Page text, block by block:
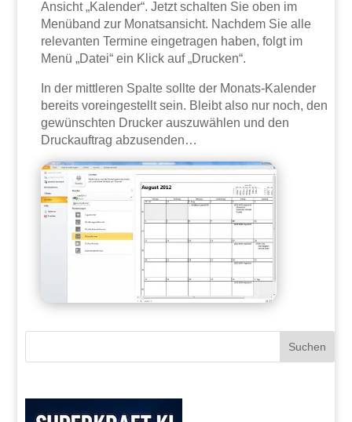
Ansicht „Kalender“. Jetzt schalten Sie oben im
Menüband zur Monatsansicht. Nachdem Sie alle
relevanten Termine eingetragen haben, folgt im
Menü „Datei“ ein Klick auf „Drucken“.
In der mittleren Spalte sollte der Monats-Kalender
bereits voreingestellt sein. Bleibt also nur noch, den
gewünschten Drucker auszuwählen und den
Druckauftrag abzusenden…